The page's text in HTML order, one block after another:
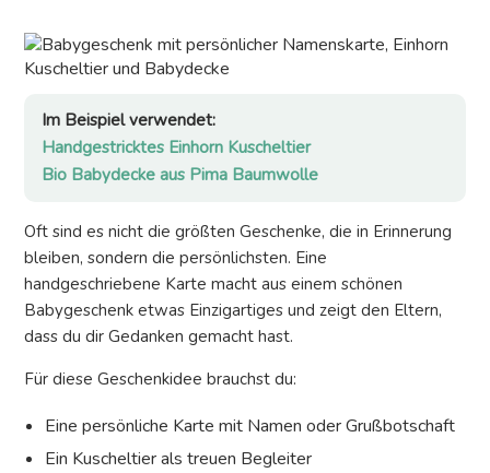
Im Beispiel verwendet:
Handgestricktes Einhorn Kuscheltier
Bio Babydecke aus Pima Baumwolle
Oft sind es nicht die größten Geschenke, die in Erinnerung
bleiben, sondern die persönlichsten. Eine
handgeschriebene Karte macht aus einem schönen
Babygeschenk etwas Einzigartiges und zeigt den Eltern,
dass du dir Gedanken gemacht hast.
Für diese Geschenkidee brauchst du:
Eine persönliche Karte mit Namen oder Grußbotschaft
Ein Kuscheltier als treuen Begleiter